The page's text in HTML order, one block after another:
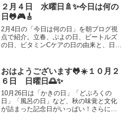
み方をわかりやすく紹介します。自然や
食文化、健康、キャラクター文化など幅
広いテーマを一緒に学んでみましょう。
２月４日 水曜日🚿✨今日は何の
日🐸🎮🎸
2月4日の「今日は何の日」を朝ブログ視
点で紹介。立春、ぷよの日、ビートルズ
の日、ビタミンCケアの日の由来と、日常
と遊び心で朝にリズムを。体のケアも忘
れず、軽やかに一日をスタートしましょ
う。
おはようございます🐸☀️１０月２
６日 日曜日🌅✨
10月26日は「かきの日」「どぶろくの
日」「風呂の日」など、秋の味覚と文化
が詰まった記念日がいっぱい！さらに